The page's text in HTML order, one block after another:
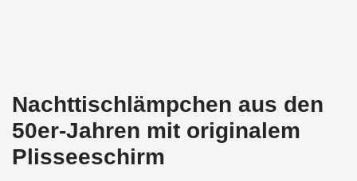
Nachttischlämpchen aus den
50er-Jahren mit originalem
Plisseeschirm